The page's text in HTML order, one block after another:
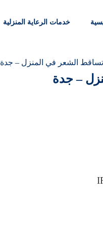
خدمات الرعاية المنزلية
تساقط الشعر في المنزل – جدة
– جدة